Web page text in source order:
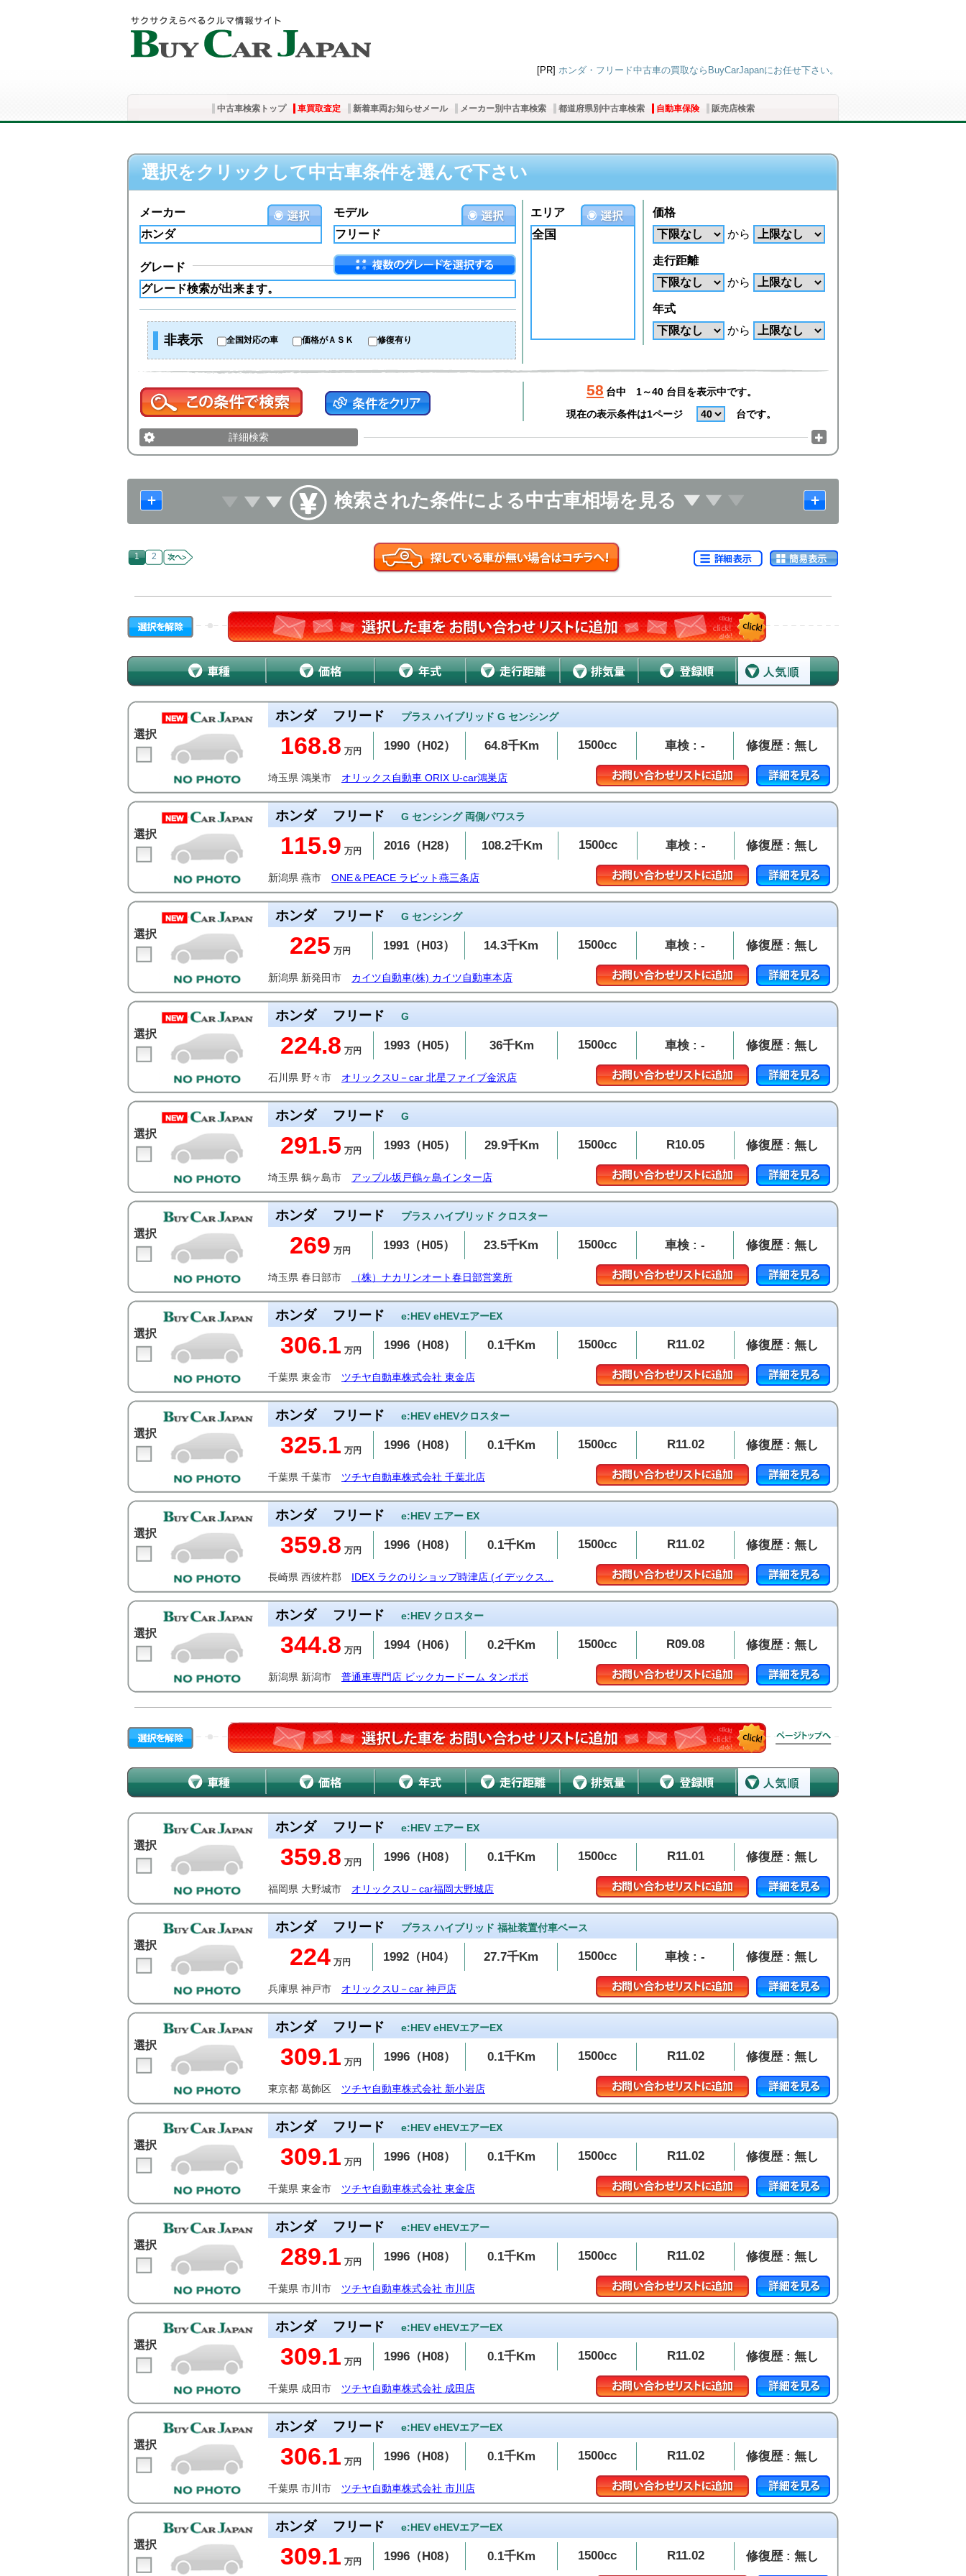
[PR] ホンダ・フリード中古車の買取ならBuyCarJapanにお任せ下さい。
中古車検索トップ 車買取査定 新着車両お知らせメール メーカー別中古車検索 都道府県別中古車検索 自動車保険 販売店検索
選択をクリックして中古車条件を選んで下さい
モデル
メーカー
グレード
非表示 全国対応の車 価格がＡＳＫ 修復有り
エリア
全国
価格
から
走行距離
から
年式
から
58 台中
1～40 台目を表示中です。
現在の表示条件は1ページ
台です。
詳細検索
検索された条件による中古車相場を見る
1 2
選択
ホンダ フリード プラス ハイブリッド G センシング
168.8 万円 1990（H02） 64.8千Km 1500cc 車検 : - 修復歴 : 無し
埼玉県 鴻巣市 オリックス自動車 ORIX U-car鴻巣店
選択
ホンダ フリード G センシング 両側パワスラ
115.9 万円 2016（H28） 108.2千Km 1500cc 車検 : - 修復歴 : 無し
新潟県 燕市 ONE＆PEACE ラビット燕三条店
選択
ホンダ フリード G センシング
225 万円 1991（H03） 14.3千Km 1500cc 車検 : - 修復歴 : 無し
新潟県 新発田市 カイツ自動車(株) カイツ自動車本店
選択
ホンダ フリード G
224.8 万円 1993（H05） 36千Km 1500cc 車検 : - 修復歴 : 無し
石川県 野々市 オリックスU－car 北星ファイブ金沢店
選択
ホンダ フリード G
291.5 万円 1993（H05） 29.9千Km 1500cc R10.05 修復歴 : 無し
埼玉県 鶴ヶ島市 アップル坂戸鶴ヶ島インター店
選択
ホンダ フリード プラス ハイブリッド クロスター
269 万円 1993（H05） 23.5千Km 1500cc 車検 : - 修復歴 : 無し
埼玉県 春日部市 （株）ナカリンオート春日部営業所
選択
ホンダ フリード e:HEV eHEVエアーEX
306.1 万円 1996（H08） 0.1千Km 1500cc R11.02 修復歴 : 無し
千葉県 東金市 ツチヤ自動車株式会社 東金店
選択
ホンダ フリード e:HEV eHEVクロスター
325.1 万円 1996（H08） 0.1千Km 1500cc R11.02 修復歴 : 無し
千葉県 千葉市 ツチヤ自動車株式会社 千葉北店
選択
ホンダ フリード e:HEV エアー EX
359.8 万円 1996（H08） 0.1千Km 1500cc R11.02 修復歴 : 無し
長崎県 西彼杵郡 IDEX ラクのりショップ時津店 (イデックス...
選択
ホンダ フリード e:HEV クロスター
344.8 万円 1994（H06） 0.2千Km 1500cc R09.08 修復歴 : 無し
新潟県 新潟市 普通車専門店 ビックカードーム タンポポ
選択
ホンダ フリード e:HEV エアー EX
359.8 万円 1996（H08） 0.1千Km 1500cc R11.01 修復歴 : 無し
福岡県 大野城市 オリックスU－car福岡大野城店
選択
ホンダ フリード プラス ハイブリッド 福祉装置付車ベース
224 万円 1992（H04） 27.7千Km 1500cc 車検 : - 修復歴 : 無し
兵庫県 神戸市 オリックスU－car 神戸店
選択
ホンダ フリード e:HEV eHEVエアーEX
309.1 万円 1996（H08） 0.1千Km 1500cc R11.02 修復歴 : 無し
東京都 葛飾区 ツチヤ自動車株式会社 新小岩店
選択
ホンダ フリード e:HEV eHEVエアーEX
309.1 万円 1996（H08） 0.1千Km 1500cc R11.02 修復歴 : 無し
千葉県 東金市 ツチヤ自動車株式会社 東金店
選択
ホンダ フリード e:HEV eHEVエアー
289.1 万円 1996（H08） 0.1千Km 1500cc R11.02 修復歴 : 無し
千葉県 市川市 ツチヤ自動車株式会社 市川店
選択
ホンダ フリード e:HEV eHEVエアーEX
309.1 万円 1996（H08） 0.1千Km 1500cc R11.02 修復歴 : 無し
千葉県 成田市 ツチヤ自動車株式会社 成田店
選択
ホンダ フリード e:HEV eHEVエアーEX
306.1 万円 1996（H08） 0.1千Km 1500cc R11.02 修復歴 : 無し
千葉県 市川市 ツチヤ自動車株式会社 市川店
選択
ホンダ フリード e:HEV eHEVエアーEX
309.1 万円 1996（H08） 0.1千Km 1500cc R11.02 修復歴 : 無し